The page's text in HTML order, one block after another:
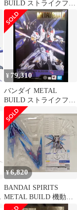
BUILD ストライクフリ
ーダムガンダム 光の翼
オプションセット
SOUL BLUE Ver./機動
戦士ガンダムSEED
DESTINY[6]
¥ 79,310
バンダイ METAL
BUILD ストライクフリ
ーダムガンダム SOUL
BLUE Ver
¥6,820
BANDAI SPIRITS
METAL BUILD 機動戦
士ガンダムSEED